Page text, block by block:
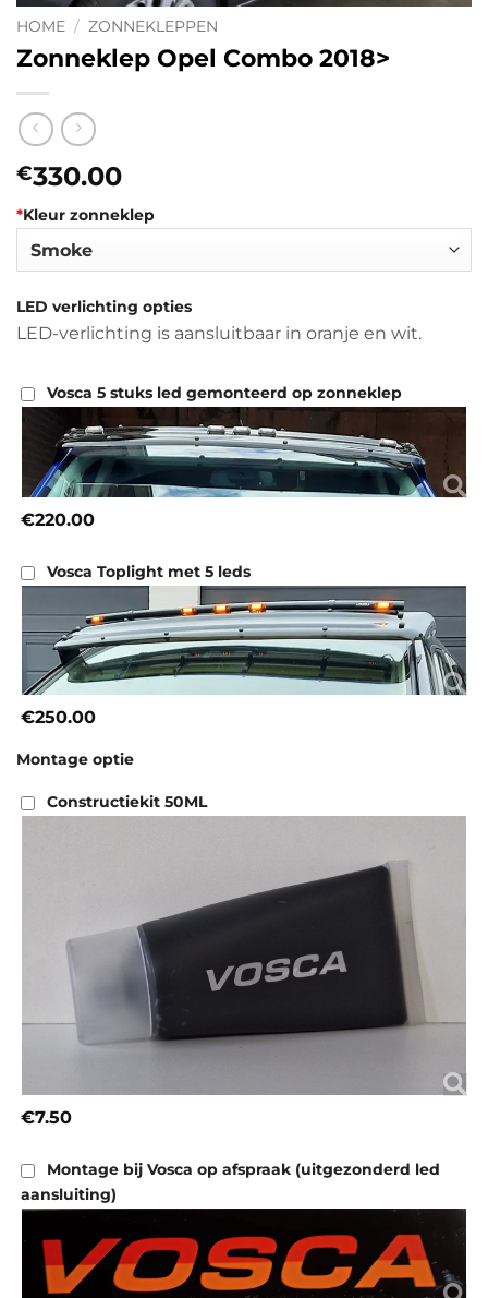
HOME / ZONNEKLEPPEN
Zonneklep Opel Combo 2018>
€330.00
*Kleur zonneklep
LED verlichting opties
LED-verlichting is aansluitbaar in oranje en wit.
Vosca 5 stuks led gemonteerd op zonneklep
€220.00
Vosca Toplight met 5 leds
€250.00
Montage optie
Constructiekit 50ML
€7.50
Montage bij Vosca op afspraak (uitgezonderd led
aansluiting)